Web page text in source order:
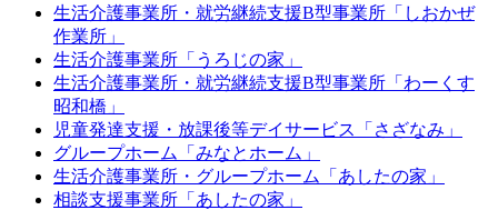
生活介護事業所・就労継続支援B型事業所「しおかぜ
作業所」
生活介護事業所「うろじの家」
生活介護事業所・就労継続支援B型事業所「わーくす
昭和橋」
児童発達支援・放課後等デイサービス「さざなみ」
グループホーム「みなとホーム」
生活介護事業所・グループホーム「あしたの家」
相談支援事業所「あしたの家」